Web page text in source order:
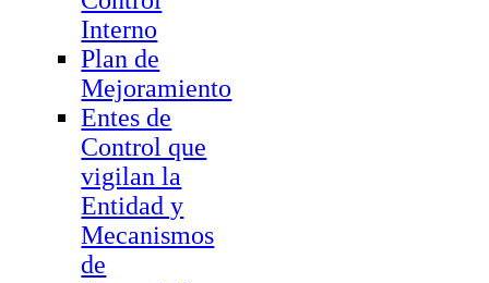
Interno
Plan de
Mejoramiento
Entes de
Control que
vigilan la
Entidad y
Mecanismos
de